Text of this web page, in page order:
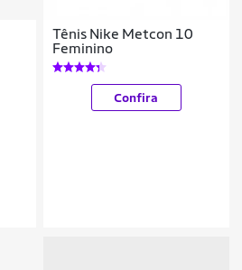
Tênis Nike Metcon 10
Feminino
Confira